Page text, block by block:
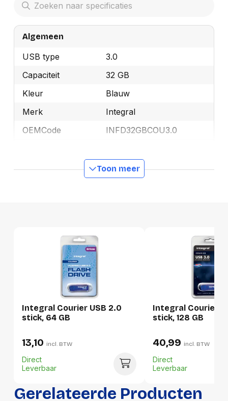
Algemeen
USB type
3.0
Capaciteit
32 GB
Kleur
Blauw
Merk
Integral
OEMCode
INFD32GBCOU3.0
5055288417465
Verpakking
Per stuk
Hoeveelheid:
1 stuk
Hoogte:
12 millimeter
Toon meer
Gerelateerde Producten
Integral Courier USB 2.0
stick, 64 GB
13,10 incl. BTW
Direct
Leverbaar
Integral Courier
stick, 128 GB
40,99 incl. BTW
Direct
Leverbaar